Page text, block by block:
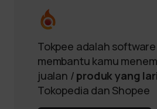
Tokpee adalah
membantu kamu
jualan / produk yang
Tokopedia dan Shopee